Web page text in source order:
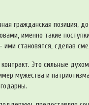
гражданская позиция,
именно такие
становятся, сделав
Это сильные
мужества и